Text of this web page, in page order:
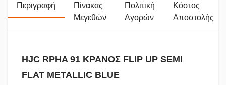
Περιγραφή
Πίνακας
Μεγεθών
Πολιτική
Αγορών
Κόστος
Αποστολής
HJC RPHA 91 ΚΡΑΝΟΣ FLIP UP SEMI
FLAT METALLIC BLUE